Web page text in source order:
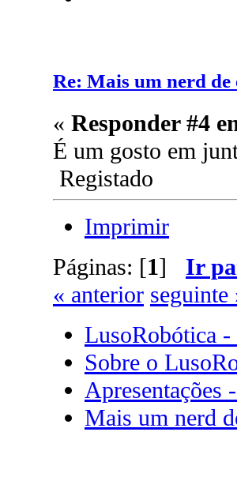
Re: Mais um nerd de
« Responder #4
É um gosto em
Registado
Imprimir
Páginas: [1] Ir
« anterior seguinte
LusoRobótica -
Sobre o
Apresentações
Mais um nerd